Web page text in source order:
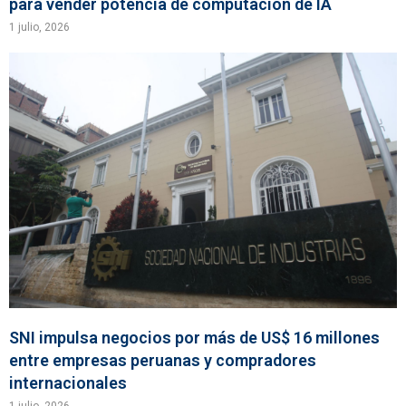
para vender potencia de computación de IA
1 julio, 2026
SNI impulsa negocios por más de US$ 16 millones
entre empresas peruanas y compradores
internacionales